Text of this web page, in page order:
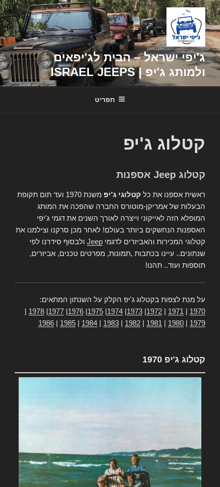
דילוג
לתוכן
ג'יפי ישראל – הבית לג'יפאים
ולמותג ג'יפ | ISRAEL JEEPS
תפריט
קטלוג ג'יפ
קטלוג Jeep אספנות
ראשית אספנו את כל קטלוגי ג'יפ
משנת 1970 ועד תום תקופת
הבעלות של אמריקן-מוטורס החברה שהפכה את המותג
המופלא הזה לאייקוני וייצרה לאורך השנים את דגמי ג'יפי
האספנות הנחשקים ביותר בעולם! לאחר מכן סרקנו וצילמנו את
קטלוגי המכירות והאביזרים לדגמי Jeep ולבסוף סידרנו לפי
שנתונים.. עיינו בכתבות ,תמונות, מפרטים טכנים, אביזרים,
תוספות ועוד.. תהנו!
על מנת לצפות בקטלוג ג'יפ הקלק על השנתון המתאים:
1970
1971
1972
1973
1974
1975
1976
1977
1978
1979
1980
1981
1982
1983
1984
1985
1986
קטלוג ג'יפ 1970